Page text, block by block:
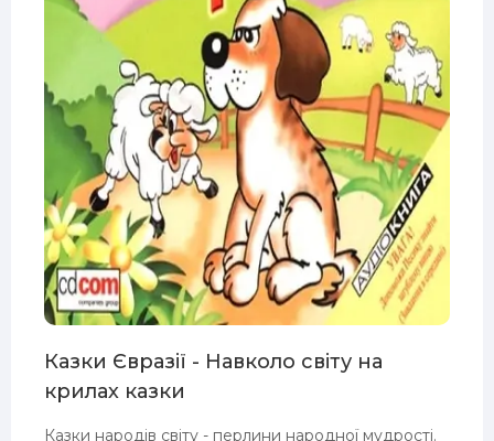
Казки Євразії - Навколо світу на
крилах казки
Казки народів світу - перлини народної мудрості.